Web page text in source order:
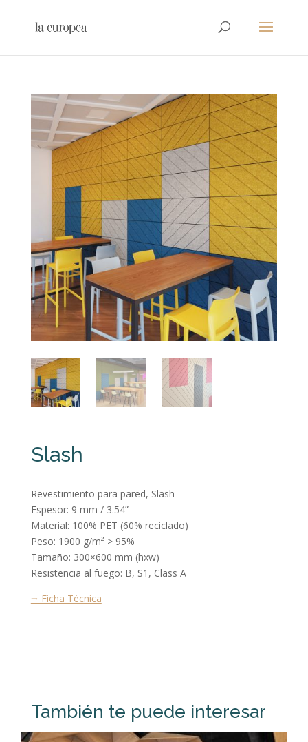
Slash
Revestimiento para pared, Slash
Espesor: 9 mm / 3.54”
Material: 100% PET (60% reciclado)
Peso: 1900 g/m² > 95%
Tamaño: 300×600 mm (hxw)
Resistencia al fuego: B, S1, Class A
⭢ Ficha Técnica
También te puede interesar